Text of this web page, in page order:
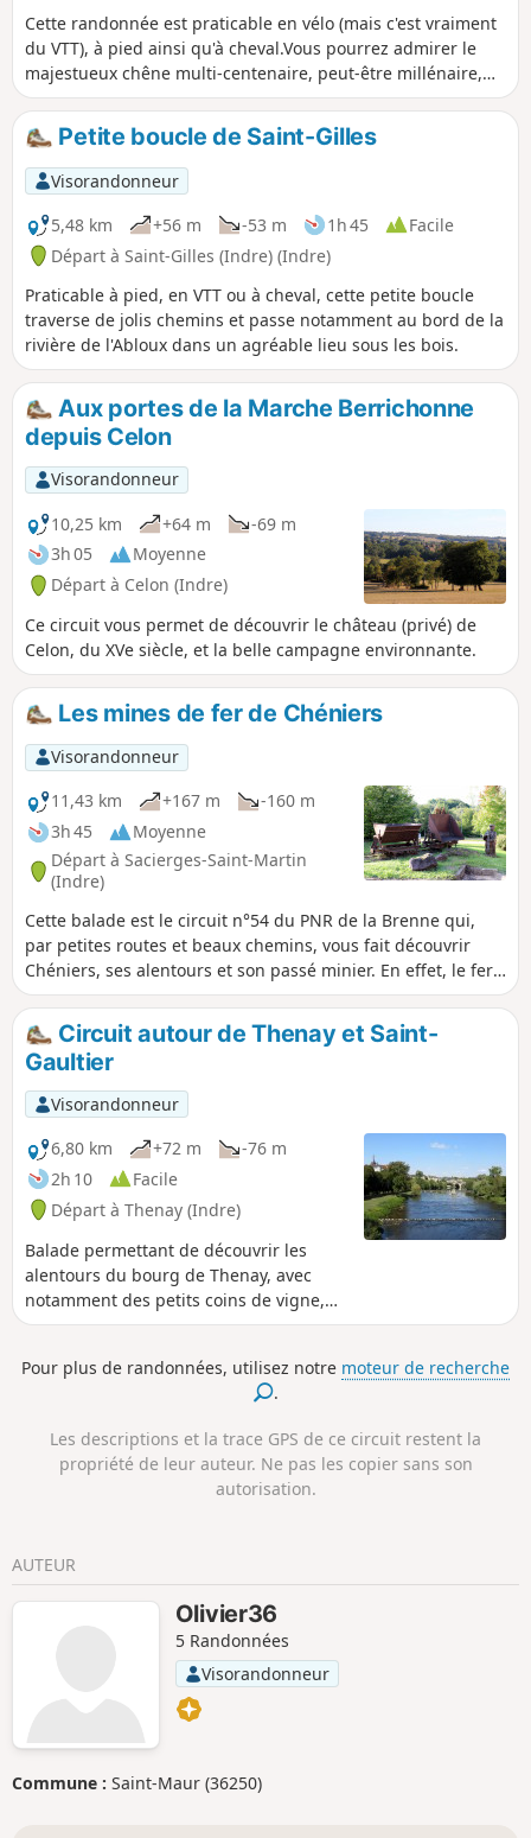
Cette randonnée est praticable en vélo (mais c'est vraiment
du VTT), à pied ainsi qu'à cheval.Vous pourrez admirer le
majestueux chêne multi-centenaire, peut-être millénaire,
de Saint-Civran.
Petite boucle de Saint-Gilles
Visorandonneur
5,48 km
+56 m -53 m 1h 45
Facile
Départ à Saint-Gilles (Indre) (Indre)
Praticable à pied, en VTT ou à cheval, cette petite boucle
traverse de jolis chemins et passe notamment au bord de la
rivière de l'Abloux dans un agréable lieu sous les bois.
Aux portes de la Marche Berrichonne
depuis Celon
Visorandonneur
10,25 km
+64 m
-69 m
3h 05
Moyenne
Départ à Celon (Indre)
Ce circuit vous permet de découvrir le château (privé) de
Celon, du XVe siècle, et la belle campagne environnante.
Les mines de fer de Chéniers
Visorandonneur
11,43 km
+167 m
-160 m
3h 45
Moyenne
Départ à Sacierges-Saint-Martin
(Indre)
Cette balade est le circuit n°54 du PNR de la Brenne qui,
par petites routes et beaux chemins, vous fait découvrir
Chéniers, ses alentours et son passé minier. En effet, le fer
a fait la richesse du village de Chéniers et ce n'est pas
étonnant que la terre et les maisons soient souvent rouges.
Une partie du parcours nous permet de retrouver les traces
laissées par l’exploitation du minerai qui date de la Rome
Antique.
Circuit autour de Thenay et Saint-
Gaultier
Visorandonneur
6,80 km
+72 m
-76 m
2h 10
Facile
Départ à Thenay (Indre)
Balade permettant de découvrir les
alentours du bourg de Thenay, avec
notamment des petits coins de vigne,
vestiges d'un des plus importants
pourrez découvrir de beaux points de
vue sur la vallée de la Creuse et la
Pour plus de randonnées, utilisez notre moteur de recherche
.
Les descriptions et la trace GPS de ce circuit restent la
propriété de leur auteur. Ne pas les copier sans son
autorisation.
AUTEUR
Olivier36
5 Randonnées
Visorandonneur
Commune : Saint-Maur (36250)